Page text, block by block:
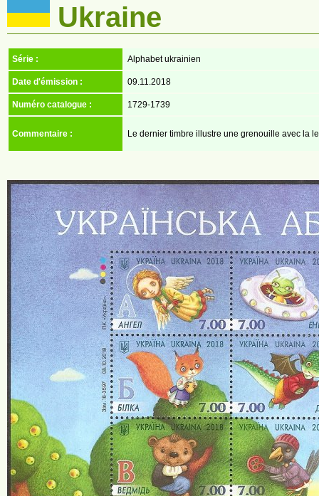
Ukraine
Série : Alphabet ukrainien
Date d'émission : 09.11.2018
Numéro catalogue : 1729-1739
Commentaire : Le dernier timbre illustre une grenouille avec la